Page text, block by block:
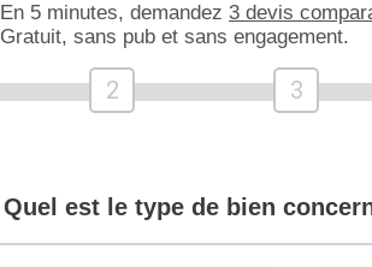
En 5 minutes, demandez 3 devis
Gratuit, sans pub et sans engagement.
2 3
Quel est le type de bien